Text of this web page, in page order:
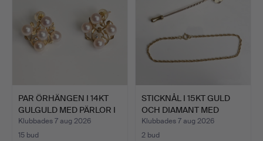
PAR ÖRHÄNGEN I 14KT
GULGULD MED PÄRLOR I
K…
Klubbades 7 aug 2026
15 bud
STICKNÅL I 15KT GULD
OCH DIAMANT MED
ÄNDKA…
Klubbades 7 aug 2026
2 bud